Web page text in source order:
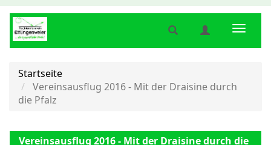
Benutzermenü
Suche
Startseite
Vereinsausflug 2016 - Mit der Draisine durch
die Pfalz
Vereinsausflug 2016 - Mit der Draisine durch die